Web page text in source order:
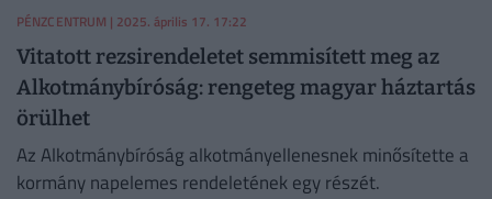
áram ára 2024 óta?
PÉNZCENTRUM | 2025. április 17. 17:22
Vitatott rezsirendeletet semmisített meg az
Alkotmánybíróság: rengeteg magyar háztartás
örülhet
Az Alkotmánybíróság alkotmányellenesnek minősítette a
kormány napelemes rendeletének egy részét.